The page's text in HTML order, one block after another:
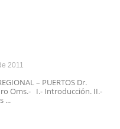
2011
– PUERTOS Dr.
Oms.- I.- Introducción. II.-
...